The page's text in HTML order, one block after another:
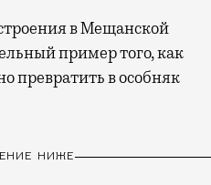
пример того, как
превратить в особняк
НИЖЕ